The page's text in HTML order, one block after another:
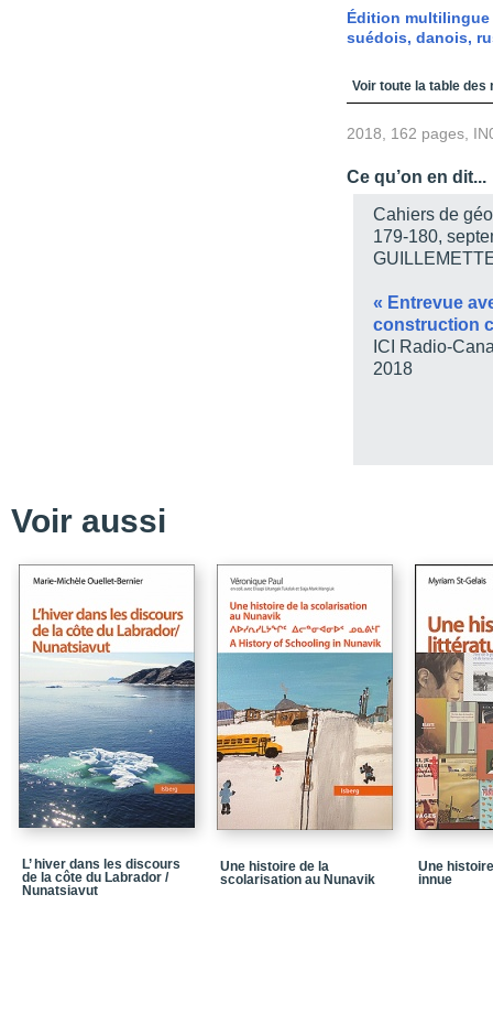
Édition
suédois, danois,
Table des
Voir toute la table des
2018, 162 pages,
Ce qu’on en dit...
Cahiers de
179-180,
« Entrevue
construction
ICI Radio-
2018
Voir aussi
L’ hiver dans les discours
de la côte du Labrador /
Nunatsiavut
Une histoire de la
scolarisation au Nunavik
Une
innue